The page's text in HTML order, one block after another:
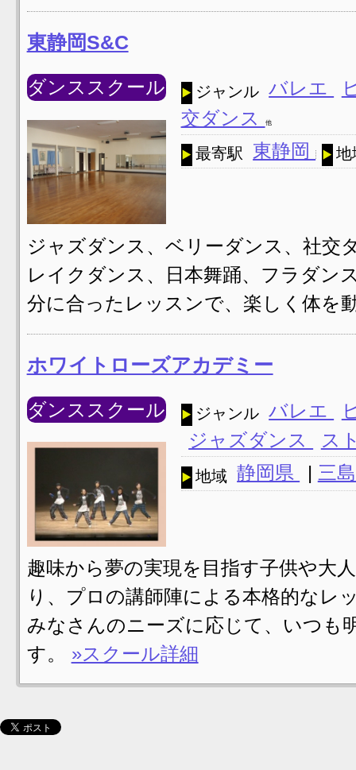
東静岡S&C
ダンススクール ジャンル バレエ
交ダンス
他
最寄駅 東静岡 地
ジャズダンス、ベリーダンス、社交
レイクダンス、日本舞踊、フラダン
分に合ったレッスンで、楽しく体を
ホワイトローズアカデミー
ダンススクール ジャンル バレエ
ジャズダンス
ス
地域 静岡県 | 三
趣味から夢の実現を目指す子供や大
り、プロの講師陣による本格的なレ
みなさんのニーズに応じて、いつも
す。 »スクール詳細